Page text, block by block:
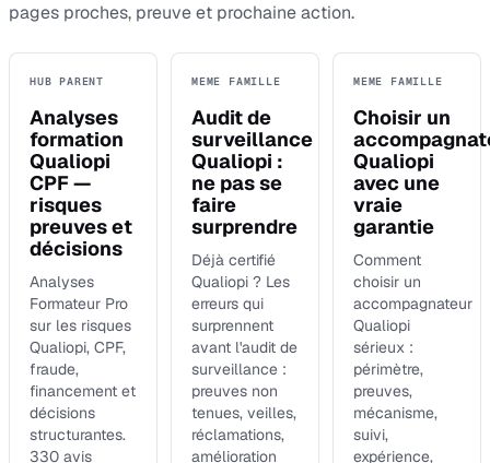
pages proches, preuve et prochaine action.
HUB PARENT
Analyses
formation
Qualiopi
CPF —
risques
preuves et
décisions
Analyses
Formateur Pro
sur les risques
Qualiopi, CPF,
fraude,
financement et
décisions
structurantes.
330 avis
MEME FAMILLE
Audit de
surveillance
Qualiopi :
ne pas se
faire
surprendre
Déjà certifié
Qualiopi ? Les
erreurs qui
surprennent
avant l'audit de
surveillance :
preuves non
tenues, veilles,
réclamations,
amélioration
MEME FAMILLE
Choisir un
Qualiopi
avec une
vraie
garantie
Comment
choisir un
accompagnateur
Qualiopi
sérieux :
périmètre,
preuves,
mécanisme,
suivi,
expérience,